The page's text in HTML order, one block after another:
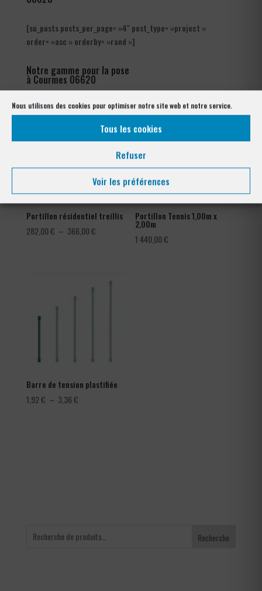
Nous utilisons des cookies pour optimiser notre site web et notre service.
Tous les cookies
Refuser
Voir les préférences
[su_posts posts_per_page= »4″ post_type= »project »
order= »asc » orderby= »rand »]
Notre gamme pour la pose
à Courmes 06620
Portillon résidentiel treillis
282,00€ – 366,00€Plage
Portillon Tennis 1,00m x
2,00m
1 440,00€
Barre de tension plastifiée
1,92€ – 3,36€Plage
Recherche